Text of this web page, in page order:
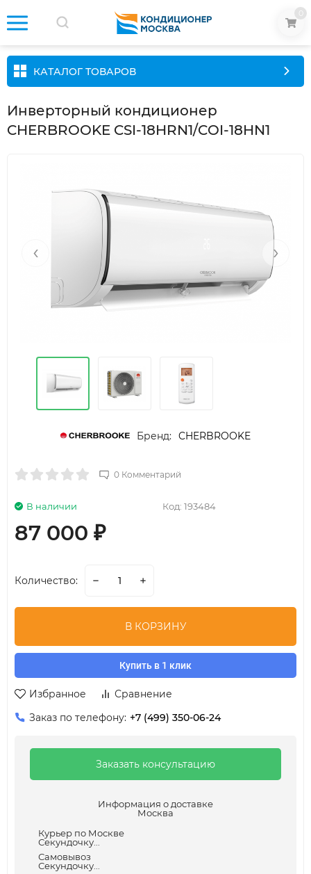
КАТАЛОГ ТОВАРОВ
Инверторный кондиционер
CHERBROOKE CSI-18HRN1/COI-18HN1
‹ ›
Бренд: CHERBROOKE
0 Комментарий
Код: 193484
В наличии
87 000 ₽
Количество:
В КОРЗИНУ
Купить в 1 клик
Избранное
Сравнение
Заказ по телефону: +7 (499) 350-06-24
Заказать консультацию
Информация о доставке
Москва
Курьер по Москве
Секундочку...
Самовывоз
Секундочку...